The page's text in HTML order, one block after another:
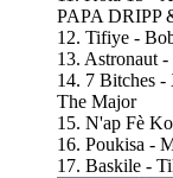
PAPA DRIPP
12. Tifiye -
13. Astronaut
14. 7 Bitches
The Major
15. N'ap Fè
16. Poukisa -
17. Baskile -